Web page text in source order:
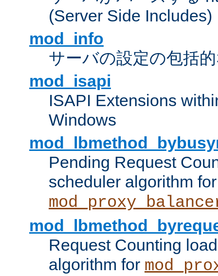
(Server Side Includes)
mod_info
サーバの設定の包括
mod_isapi
ISAPI Extensions
Windows
Pending Request
scheduler algorithm for
Request Counting
algorithm for